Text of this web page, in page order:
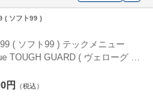
( ソフト99 )
( ソフト99 ) テックメニュー
TOUGH GUARD ( ヴェローグ タ
店舗受け取り専用商品 車体専用注
円 （税込）